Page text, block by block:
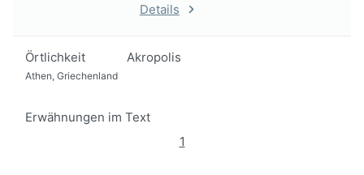
Details
Örtlichkeit Akropolis
Athen, Griechenland
Erwähnungen im Text
1